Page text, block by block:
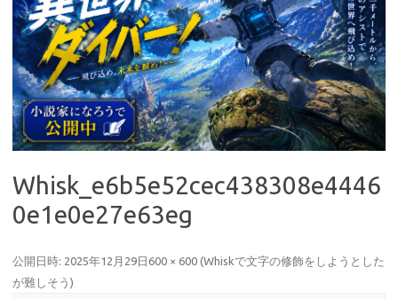
Whisk_e6b5e52cec438308e4446
0e1e0e27e63eg
公開日時: 2025年12月29日 600 × 600 (Whiskで文字の修飾をしようとした
が難しそう )